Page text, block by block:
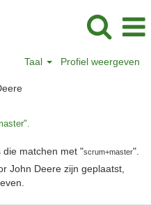
Taal Profiel weergeven
(huidige
die matchen met "scrum+master".
John Deere zijn geplaatst,